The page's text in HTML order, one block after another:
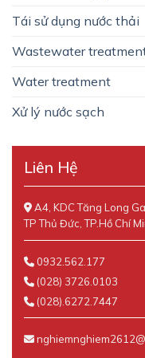
Tái sử dụng nước thải
Wastewater
Water treatment
Xử lý nước sạch
Liên Hệ
A4, KDC Tăng Long
TP Thủ Đức, TP.Hồ Chí
0932.562.177
(028) 3726.0103
(028).6272.7447